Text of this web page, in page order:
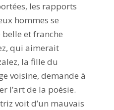
les rapports
hommes se
et franche
qui aimerait
la fille du
voisine, demande à
l’art de la poésie.
voit d’un mauvais